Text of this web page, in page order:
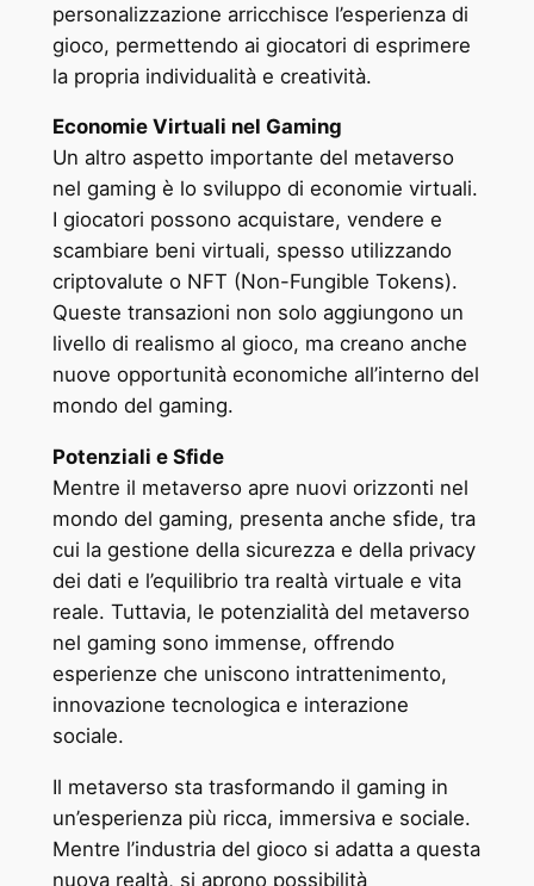
personalizzazione arricchisce l’esperienza di
gioco, permettendo ai giocatori di esprimere
la propria individualità e creatività.
Economie Virtuali nel Gaming
Un altro aspetto importante del metaverso
nel gaming è lo sviluppo di economie virtuali.
I giocatori possono acquistare, vendere e
scambiare beni virtuali, spesso utilizzando
criptovalute o NFT (Non-Fungible Tokens).
Queste transazioni non solo aggiungono un
livello di realismo al gioco, ma creano anche
nuove opportunità economiche all’interno del
mondo del gaming.
Potenziali e Sfide
Mentre il metaverso apre nuovi orizzonti nel
mondo del gaming, presenta anche sfide, tra
cui la gestione della sicurezza e della privacy
dei dati e l’equilibrio tra realtà virtuale e vita
reale. Tuttavia, le potenzialità del metaverso
nel gaming sono immense, offrendo
esperienze che uniscono intrattenimento,
innovazione tecnologica e interazione
sociale.
Il metaverso sta trasformando il gaming in
un’esperienza più ricca, immersiva e sociale.
Mentre l’industria del gioco si adatta a questa
nuova realtà, si aprono possibilità